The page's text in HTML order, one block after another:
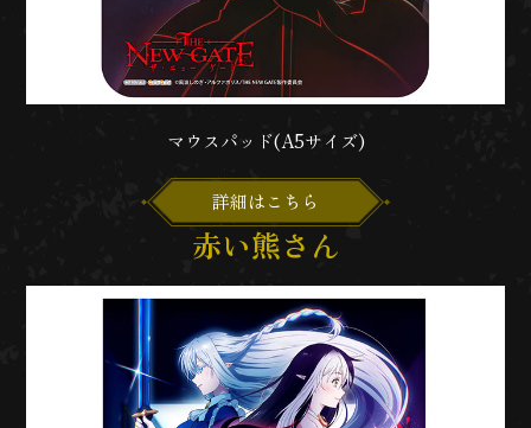
マウスパッド(A5サイズ)
詳細はこちら
赤い熊さん